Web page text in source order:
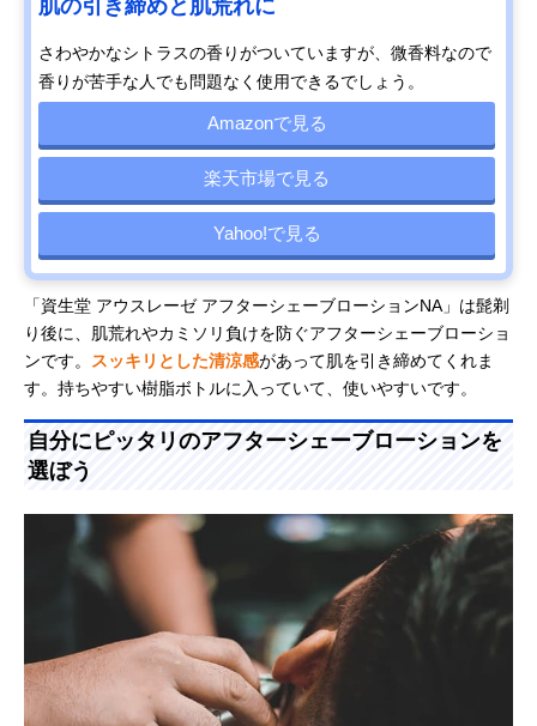
肌の引き締めと肌荒れに
さわやかなシトラスの香りがついていますが、微香料なので
香りが苦手な人でも問題なく使用できるでしょう。
Amazonで見る
楽天市場で見る
Yahoo!で見る
「資生堂 アウスレーゼ アフターシェーブローションNA」は髭剃
り後に、肌荒れやカミソリ負けを防ぐアフターシェーブローショ
ンです。 スッキリとした清涼感があって肌を引き締めてくれま
す。持ちやすい樹脂ボトルに入っていて、使いやすいです。
自分にピッタリのアフターシェーブローションを
選ぼう